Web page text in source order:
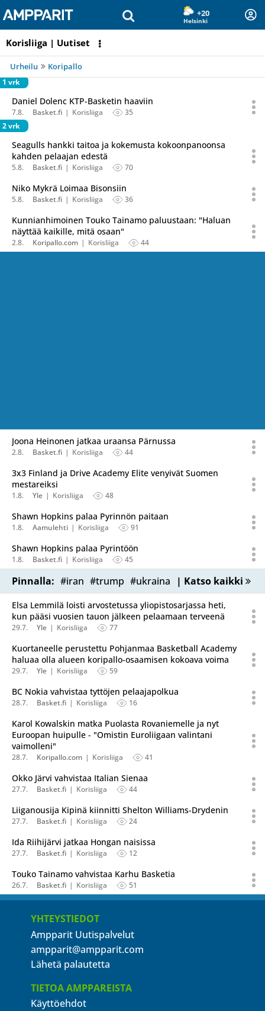
+20
Helsinki
Korisliiga | Uutiset
Urheilu Koripallo
1 vrk
Daniel Dolenc KTP-Basketin haaviin
7.8. Basket.fi Korisliiga
35
2 vrk
Seagulls hankki taitoa ja kokemusta kokoonpanoonsa
kahden pelaajan edestä
5.8. Basket.fi Korisliiga 70
Niko Mykrä Loimaa Bisonsiin
5.8. Basket.fi Korisliiga 36
Kunnianhimoinen Touko Tainamo paluustaan: "Haluan
näyttää kaikille, mitä osaan"
2.8. Koripallo.com Korisliiga 44
Joona Heinonen jatkaa uraansa Pärnussa
2.8. Basket.fi Korisliiga 44
3x3 Finland ja Drive Academy Elite venyivät Suomen
mestareiksi
1.8. Yle Korisliiga 48
Shawn Hopkins palaa Pyrinnön paitaan
1.8. Aamulehti Korisliiga 91
Shawn Hopkins palaa Pyrintöön
1.8. Basket.fi Korisliiga 45
Pinnalla: #iran #trump #ukraina | Katso kaikki
Elsa Lemmilä loisti arvostetussa yliopistosarjassa heti,
kun pääsi vuosien tauon jälkeen pelaamaan terveenä
29.7. Yle Korisliiga 77
Kuortaneelle perustettu Pohjanmaa Basketball Academy
haluaa olla alueen koripallo-osaamisen kokoava voima
29.7. Yle Korisliiga 59
BC Nokia vahvistaa tyttöjen pelaajapolkua
28.7. Basket.fi Korisliiga 16
Karol Kowalskin matka Puolasta Rovaniemelle ja nyt
Euroopan huipulle - "Omistin Euroliigaan valintani
vaimolleni"
28.7. Koripallo.com Korisliiga 41
Okko Järvi vahvistaa Italian Sienaa
27.7. Basket.fi Korisliiga 44
Liiganousija Kipinä kiinnitti Shelton Williams-Drydenin
27.7. Basket.fi Korisliiga 24
Ida Riihijärvi jatkaa Hongan naisissa
27.7. Basket.fi Korisliiga 12
Touko Tainamo vahvistaa Karhu Basketia
26.7. Basket.fi Korisliiga 51
YHTEYSTIEDOT
Ampparit Uutispalvelut
ampparit@ampparit.com
Lähetä palautetta
TIETOA AMPPAREISTA
Käyttöehdot